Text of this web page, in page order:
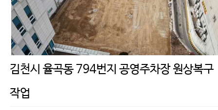
김천시 율곡동 794번지 공영주차장 원상복구
작업